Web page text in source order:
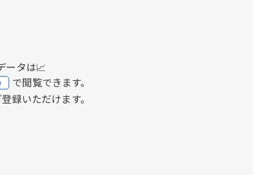
ータは📈
で閲覧できます。
録いただけます。